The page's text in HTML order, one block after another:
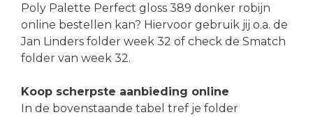
Poly Palette Perfect gloss 389 donker robijn
online bestellen kan? Hiervoor gebruik jij o.a. de
Jan Linders folder week 32 of check de Smatch
folder van week 32.
Koop scherpste aanbieding online
In de bovenstaande tabel tref je folder